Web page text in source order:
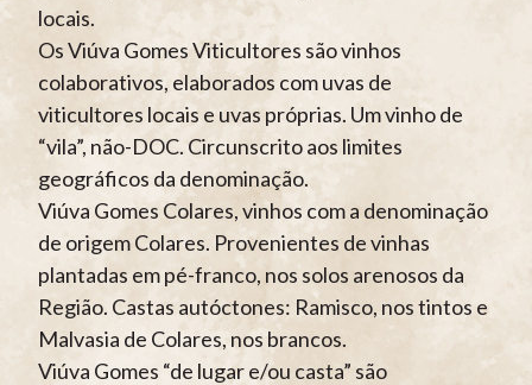
locais.
Os Viúva Gomes Viticultores são vinhos
colaborativos, elaborados com uvas de
viticultores locais e uvas próprias. Um vinho de
“vila”, não-DOC. Circunscrito aos limites
geográficos da denominação.
Viúva Gomes Colares, vinhos com a denominação
de origem Colares. Provenientes de vinhas
plantadas em pé-franco, nos solos arenosos da
Região. Castas autóctones: Ramisco, nos tintos e
Malvasia de Colares, nos brancos.
Viúva Gomes “de lugar e/ou casta” são